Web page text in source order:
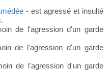
- est agressé et insulté
de l'agression d'un garde
de l'agression d'un garde
de l'agression d'un garde